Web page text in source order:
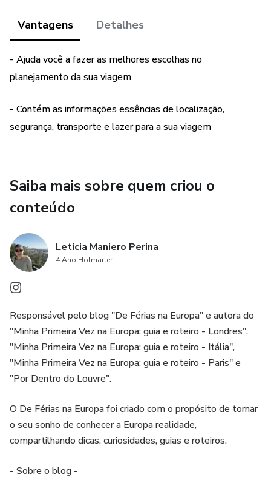
Vantagens Detalhes
- Ajuda você a fazer as melhores escolhas no
planejamento da sua viagem
- Contém as informações essências de localização,
segurança, transporte e lazer para a sua viagem
Saiba mais sobre quem criou o
conteúdo
Leticia Maniero Perina
4 Ano Hotmarter
Responsável pelo blog "De Férias na Europa" e autora do
"Minha Primeira Vez na Europa: guia e roteiro - Londres",
"Minha Primeira Vez na Europa: guia e roteiro - Itália",
"Minha Primeira Vez na Europa: guia e roteiro - Paris" e
"Por Dentro do Louvre".
O De Férias na Europa foi criado com o propósito de tornar
o seu sonho de conhecer a Europa realidade,
compartilhando dicas, curiosidades, guias e roteiros.
- Sobre o blog -